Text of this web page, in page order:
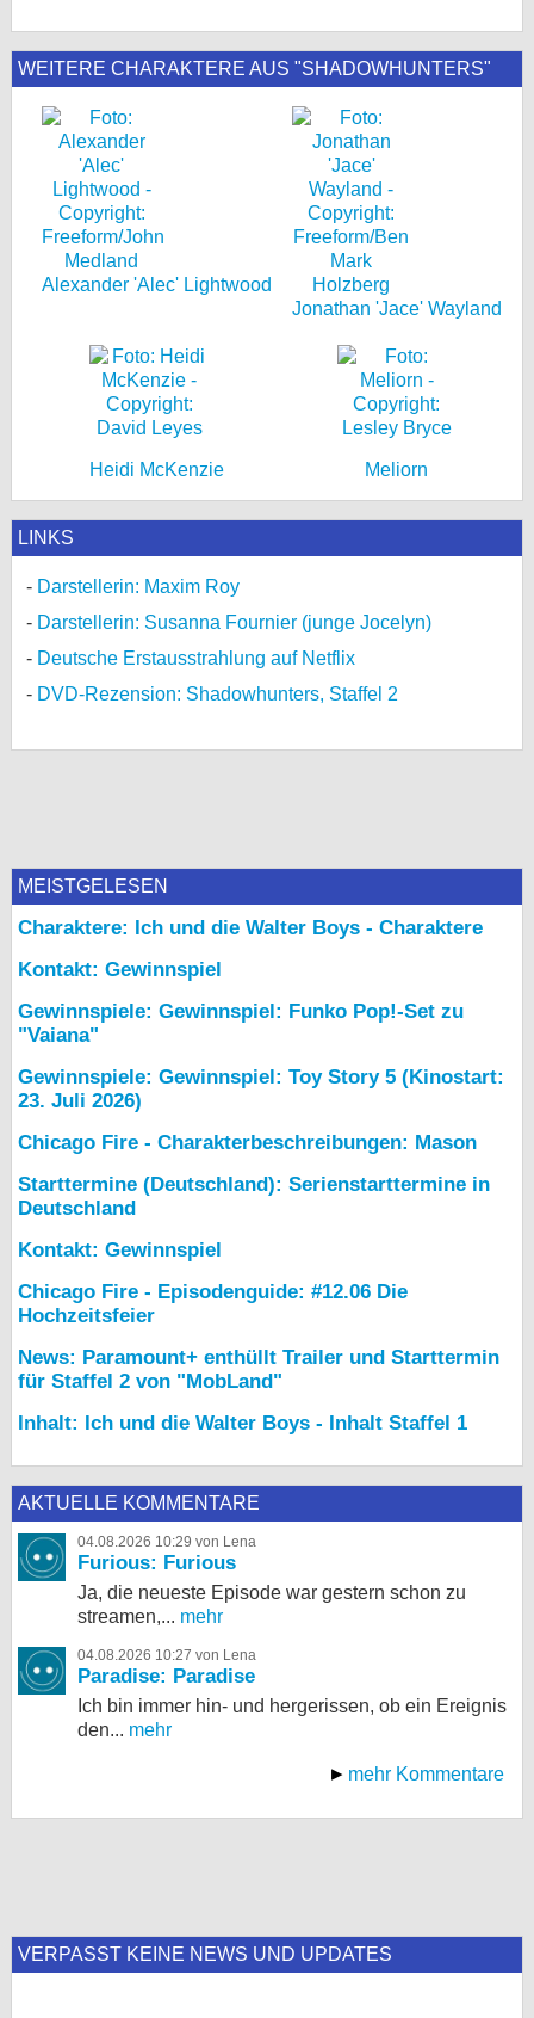
WEITERE CHARAKTERE AUS "SHADOWHUNTERS"
Alexander 'Alec' Lightwood
Jonathan 'Jace' Wayland
Heidi McKenzie Meliorn
LINKS
Darstellerin: Maxim Roy
Darstellerin: Susanna Fournier (junge Jocelyn)
Deutsche Erstausstrahlung auf Netflix
DVD-Rezension: Shadowhunters, Staffel 2
MEISTGELESEN
Charaktere: Ich und die Walter Boys - Charaktere
Kontakt: Gewinnspiel
Gewinnspiele: Gewinnspiel: Funko Pop!-Set zu
"Vaiana"
Gewinnspiele: Gewinnspiel: Toy Story 5 (Kinostart:
23. Juli 2026)
Chicago Fire - Charakterbeschreibungen: Mason
Starttermine (Deutschland): Serienstarttermine in
Deutschland
Kontakt: Gewinnspiel
Chicago Fire - Episodenguide: #12.06 Die
Hochzeitsfeier
News: Paramount+ enthüllt Trailer und Starttermin
für Staffel 2 von "MobLand"
Inhalt: Ich und die Walter Boys - Inhalt Staffel 1
AKTUELLE KOMMENTARE
04.08.2026 10:29 von Lena
Furious: Furious
Ja, die neueste Episode war gestern schon zu
streamen,... mehr
04.08.2026 10:27 von Lena
Paradise: Paradise
Ich bin immer hin- und hergerissen, ob ein Ereignis
den... mehr
mehr Kommentare
VERPASST KEINE NEWS UND UPDATES